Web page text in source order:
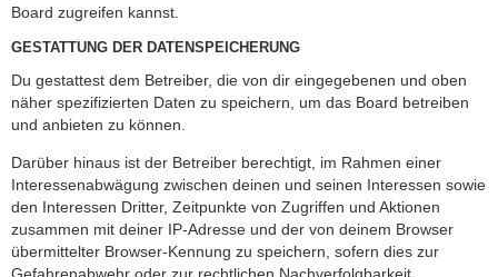
Board zugreifen kannst.
GESTATTUNG DER DATENSPEICHERUNG
Du gestattest dem Betreiber, die von dir eingegebenen und oben
näher spezifizierten Daten zu speichern, um das Board betreiben
und anbieten zu können.
Darüber hinaus ist der Betreiber berechtigt, im Rahmen einer
Interessenabwägung zwischen deinen und seinen Interessen sowie
den Interessen Dritter, Zeitpunkte von Zugriffen und Aktionen
zusammen mit deiner IP-Adresse und der von deinem Browser
übermittelter Browser-Kennung zu speichern, sofern dies zur